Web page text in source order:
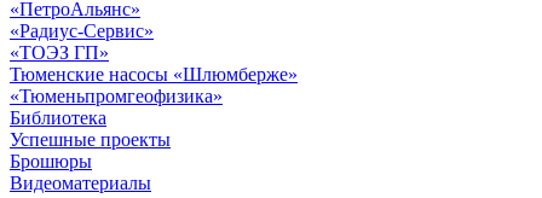
«ПетроАльянс»
«Радиус-Сервис»
«ТОЭЗ ГП»
Тюменские насосы «Шлюмберже»
«Тюменьпромгеофизика»
Библиотека
Успешные проекты
Брошюры
Видеоматериалы